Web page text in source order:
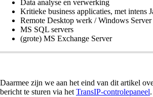
Data analyse en verwerking
Kritieke business applicaties, met intens
Remote Desktop werk / Windows Server
MS SQL servers
(grote) MS Exchange Server
Daarmee zijn we aan het eind van dit artikel
bericht te sturen via het TransIP-controlepaneel.